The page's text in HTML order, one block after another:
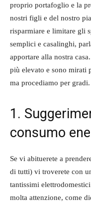
proprio portafoglio e la
nostri figli e del nostro
risparmiare e limitare gli
semplici e casalinghi,
apportare alla nostra
più elevato e sono mirati
ma procediamo per gradi.
1.
consumo
Se vi abituerete a
di tutti) vi troverete con
tantissimi
molta attenzione, come